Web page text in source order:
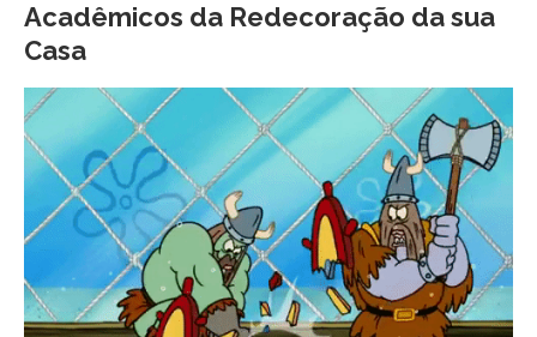
Acadêmicos da Redecoração da sua
Casa